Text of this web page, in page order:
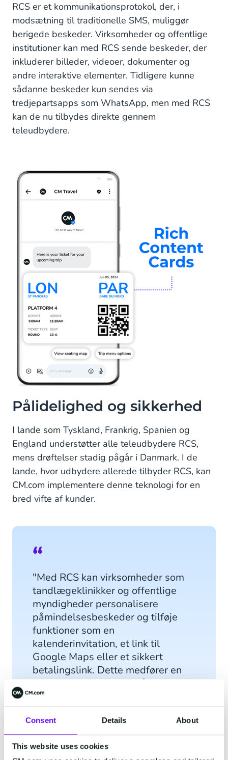
Consent Details About
This website uses cookies
Beskyttelse mod svindel og cyberkriminalitet
RCS er et kommunikationsprotokol, der, i
modsætning til traditionelle SMS, muliggør
berigede beskeder. Virksomheder og offentlige
institutioner kan med RCS sende beskeder, der
inkluderer billeder, videoer, dokumenter og
andre interaktive elementer. Tidligere kunne
sådanne beskeder kun sendes via
tredjepartsapps som WhatsApp, men med RCS
kan de nu tilbydes direkte gennem
teleudbydere.
Pålidelighed og sikkerhed
I lande som Tyskland, Frankrig, Spanien og
England understøtter alle teleudbydere RCS,
mens drøftelser stadig pågår i Danmark. I de
lande, hvor udbydere allerede tilbyder RCS, kan
CM.com implementere denne teknologi for en
bred vifte af kunder.
"Med RCS kan virksomheder som
tandlægeklinikker og offentlige
myndigheder personalisere
påmindelsesbeskeder og tilføje
funktioner som en
kalenderinvitation, et link til
Google Maps eller et sikkert
betalingslink. Dette medfører en
betydelig forbedring i pålidelighed
og sikkerhed, da disse beskeder
verificeres og leveres sikkert
gennem teleudbydere."